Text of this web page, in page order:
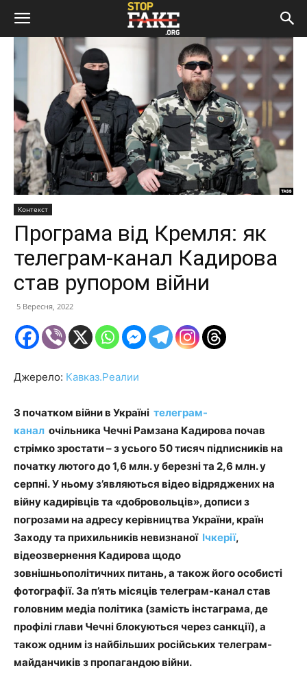
Контекст
Програма від Кремля: як
телеграм-канал Кадирова
став рупором війни
5 Вересня, 2022
Джерело: Кавказ.Реалии
З початком війни в Україні телеграм-
канал очільника Чечні Рамзана Кадирова почав
стрімко зростати – з усього 50 тисяч підписників на
початку лютого до 1,6 млн. у березні та 2,6 млн. у
серпні. У ньому з’являються відео відряджених на
війну кадирівців та «добровольців», дописи з
погрозами на адресу керівництва України, країн
Заходу та прихильників невизнаної Ічкерії,
відеозвернення Кадирова щодо
зовнішньополітичних питань, а також його особисті
фотографії. За п’ять місяців телеграм-канал став
головним медіа політика (замість інстаграма, де
профілі глави Чечні блокуються через санкції), а
також одним із найбільших російських телеграм-
майданчиків з пропагандою війни.